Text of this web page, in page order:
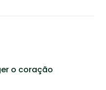
o coração